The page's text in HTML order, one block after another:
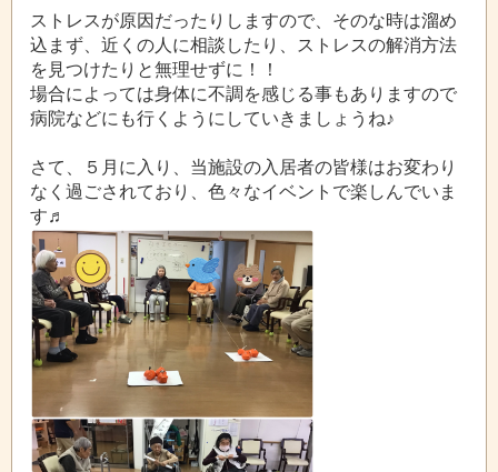
ストレスが原因だったりしますので、そのな時は溜め
込まず、近くの人に相談したり、ストレスの解消方法
を見つけたりと無理せずに！！
場合によっては身体に不調を感じる事もありますので
病院などにも行くようにしていきましょうね♪
さて、５月に入り、当施設の入居者の皆様はお変わり
なく過ごされており、色々なイベントで楽しんでいま
す♬